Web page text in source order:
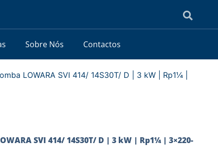
Sobre Nós Contactos
LOWARA SVI 414/ 14S30T/ D | 3 kW | Rp1¼ |
SVI 414/ 14S30T/ D | 3 kW | Rp1¼ | 3×220-